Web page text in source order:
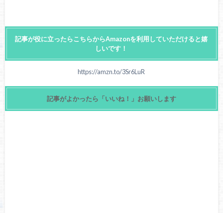
記事が役に立ったらこちらからAmazonを利用していただけると嬉
しいです！
https://amzn.to/3Sr6LuR
記事がよかったら「いいね！」お願いします